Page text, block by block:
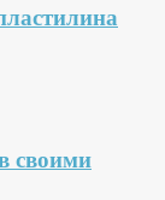
своими